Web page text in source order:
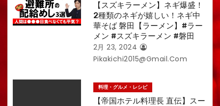
【スズキラーメン】ネギ爆盛！
2種類のネギが嬉しい！ネギ中
華そば 磐田【ラーメン】#ラー
メン #スズキラーメン #磐田
2月 23, 2024
Pikakichi2015@gmail.com
料理・グルメ・レシピ
【帝国ホテル料理長 直伝】スー